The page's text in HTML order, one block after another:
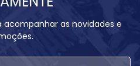
as novidades e